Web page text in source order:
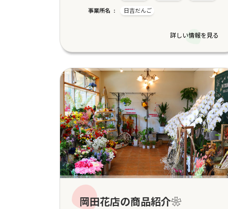
事業所名
日吉だんご
詳しい情報を見る
岡田花店の商品紹介❀